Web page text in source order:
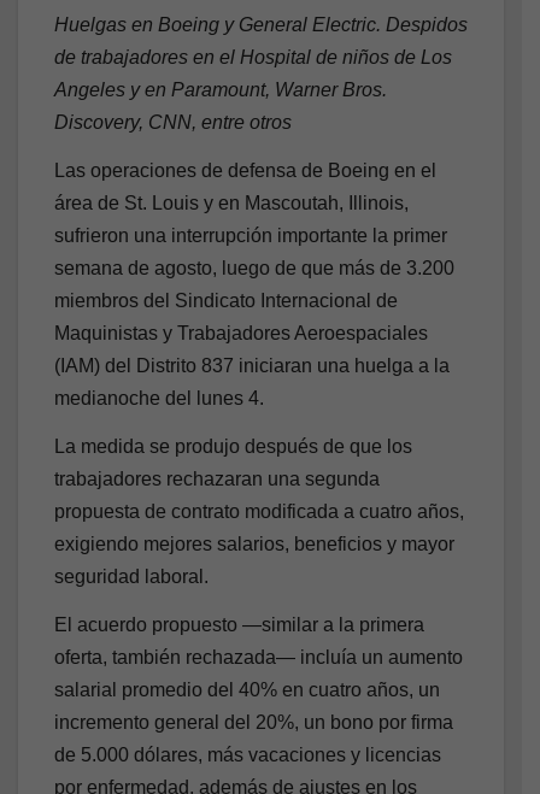
Huelgas en Boeing y General Electric. Despidos
de trabajadores en el Hospital de niños de Los
Angeles y en Paramount, Warner Bros.
Discovery, CNN, entre otros
Las operaciones de defensa de Boeing en el
área de St. Louis y en Mascoutah, Illinois,
sufrieron una interrupción importante la primer
semana de agosto, luego de que más de 3.200
miembros del Sindicato Internacional de
Maquinistas y Trabajadores Aeroespaciales
(IAM) del Distrito 837 iniciaran una huelga a la
medianoche del lunes 4.
La medida se produjo después de que los
trabajadores rechazaran una segunda
propuesta de contrato modificada a cuatro años,
exigiendo mejores salarios, beneficios y mayor
seguridad laboral.
El acuerdo propuesto —similar a la primera
oferta, también rechazada— incluía un aumento
salarial promedio del 40% en cuatro años, un
incremento general del 20%, un bono por firma
de 5.000 dólares, más vacaciones y licencias
por enfermedad, además de ajustes en los